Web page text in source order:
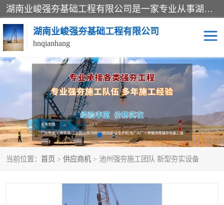
湖南业峻强夯基础工程有限公司是一家专业从事湖南强夯基础工程、强夯机租赁，地基处理的施工单位。业务覆盖：湖南、广东，江西等地。可承接1000KN.m-25000KN.m强夯（置换）工程。公司创始人是国内较早期从事强夯施工的建设者，经过多年的一步一个脚印的发展，在行业内具有较高的度和良好的口碑。
湖南业峻强夯基础工程有限公司
hnqianhang
当前位置： 首页 > 供应商机 > 池州强夯施工团队 新型夯实设备
强夯施工案例 强夯机租赁
强夯施工工程 强夯施工队伍
强夯队伍